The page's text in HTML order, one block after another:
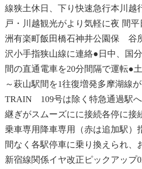
線狭土休日、下り快速急行本川越
戸・川越観光がより気軽に夜 間
洲有楽町飯田橋石神井公園保
沢小手指狭山線に連絡●日中、国
間の直通電車を20分間隔で運転●
～萩山駅間を1往復増発多摩湖線
TRAIN 109号は除く特急通過駅
継ぎがスムーズにに接続各停に接
乗車専用降車専用（赤は追加駅）
間なく各駅停車に乗り換えられ、
新宿線関係イヤ改正ピックアップ